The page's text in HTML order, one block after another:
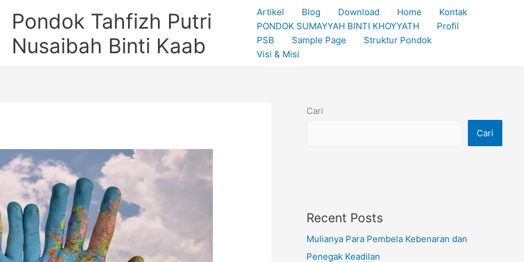
Pondok Tahfizh Putri
Nusaibah Binti Kaab
Artikel Blog Download Home
Kontak
PONDOK SUMAYYAH BINTI KHOYYATH
Profil
PSB
Sample Page
Struktur Pondok
Visi & Misi
Cari
Cari
Recent Posts
Mulianya Para Pembela Kebenaran dan
Penegak Keadilan